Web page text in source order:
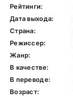
Рейтинги:
Дата выхода:
Страна:
Режиссер:
Жанр:
В качестве:
В переводе:
Возраст: